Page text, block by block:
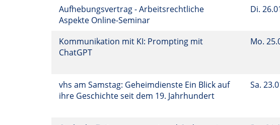
Aufhebungsvertrag - Arbeitsrechtliche
Aspekte Online-Seminar
Di.
Kommunikation mit KI: Prompting mit
ChatGPT
Mo.
vhs am Samstag: Geheimdienste Ein Blick auf
ihre Geschichte seit dem 19. Jahrhundert
Sa.